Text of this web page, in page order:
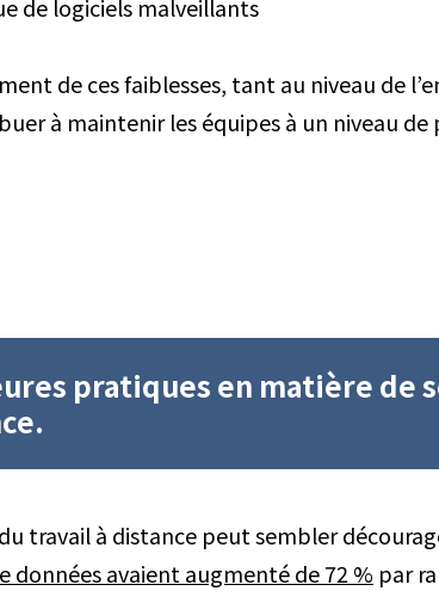
de logiciels malveillants
de ces faiblesses, tant au niveau de
à maintenir les équipes à un niveau
pratiques en matière de
travail à distance peut sembler
données avaient augmenté de 72 % par